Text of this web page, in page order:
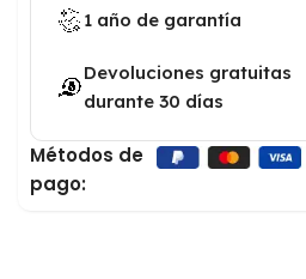
1 año de garantía
Devoluciones gratuitas
durante 30 días
Métodos de
pago: